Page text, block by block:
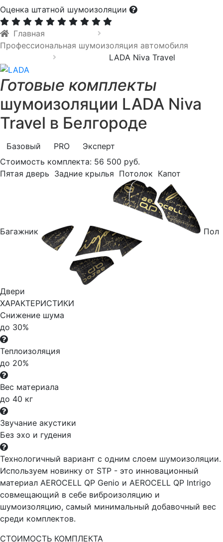
Оценка штатной шумоизоляции
Главная
Профессиональная шумоизоляция автомобиля
LADA Niva Travel
Готовые комплекты
шумоизоляции LADA Niva
Travel в Белгороде
Базовый PRO
Эксперт
Стоимость комплекта: 56 500 руб.
Пятая дверь Задние крылья Потолок Капот
Багажник Пол
Двери
ХАРАКТЕРИСТИКИ
Снижение шума
до 30%
Теплоизоляция
до 20%
Вес материала
до 40 кг
Звучание акустики
Без эхо и гудения
Технологичный вариант с одним слоем шумоизоляции.
Используем новинку от STP - это инновационный
материал AEROCELL QP Genio и AEROCELL QP Intrigo
совмещающий в себе виброизоляцию и
шумоизоляцию, самый минимальный добавочный вес
среди комплектов.
СТОИМОСТЬ КОМПЛЕКТА